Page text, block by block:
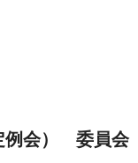
会） 委員会